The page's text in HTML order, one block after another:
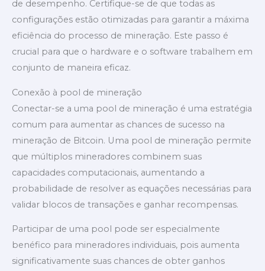
de desempenho. Certifique-se de que todas as
configurações estão otimizadas para garantir a máxima
eficiência do processo de mineração. Este passo é
crucial para que o hardware e o software trabalhem em
conjunto de maneira eficaz.
Conexão à pool de mineração
Conectar-se a uma pool de mineração é uma estratégia
comum para aumentar as chances de sucesso na
mineração de Bitcoin. Uma pool de mineração permite
que múltiplos mineradores combinem suas
capacidades computacionais, aumentando a
probabilidade de resolver as equações necessárias para
validar blocos de transações e ganhar recompensas.
Participar de uma pool pode ser especialmente
benéfico para mineradores individuais, pois aumenta
significativamente suas chances de obter ganhos